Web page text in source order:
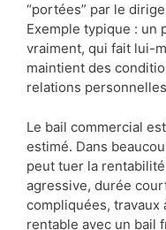
“portées” par le
Exemple typique : un
vraiment, qui fait lui-
maintient des
relations
Le bail commercial
estimé. Dans
peut tuer la
agressive, durée
compliquées, travaux
rentable avec un bail